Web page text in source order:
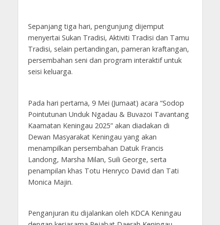
Sepanjang tiga hari, pengunjung dijemput
menyertai Sukan Tradisi, Aktiviti Tradisi dan Tamu
Tradisi, selain pertandingan, pameran kraftangan,
persembahan seni dan program interaktif untuk
seisi keluarga.
Pada hari pertama, 9 Mei (Jumaat) acara “Sodop
Pointutunan Unduk Ngadau & Buvazoi Tavantang
Kaamatan Keningau 2025” akan diadakan di
Dewan Masyarakat Keningau yang akan
menampilkan persembahan Datuk Francis
Landong, Marsha Milan, Suili George, serta
penampilan khas Totu Henryco David dan Tati
Monica Majin.
Penganjuran itu dijalankan oleh KDCA Keningau